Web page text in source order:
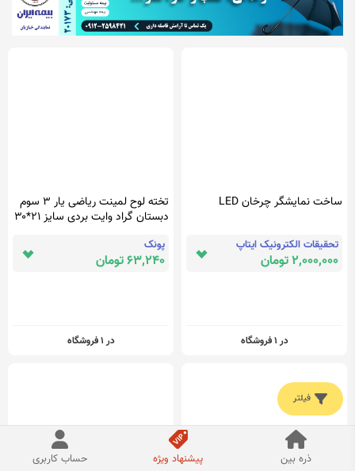
ساخت نمایشگر چرخان LED
تحقیقات الکترونیک ایتاپ
2,000,000 تومان
در 1 فروشگاه
تخته لوح لمینت ریاضی یار ۳ سوم
دبستان گراد وایت بردی سایز ۲۱*۳۰
پونک
63,240 تومان
در 1 فروشگاه
فیلتر
ذره بین پیشنهاد ویژه حساب کاربری